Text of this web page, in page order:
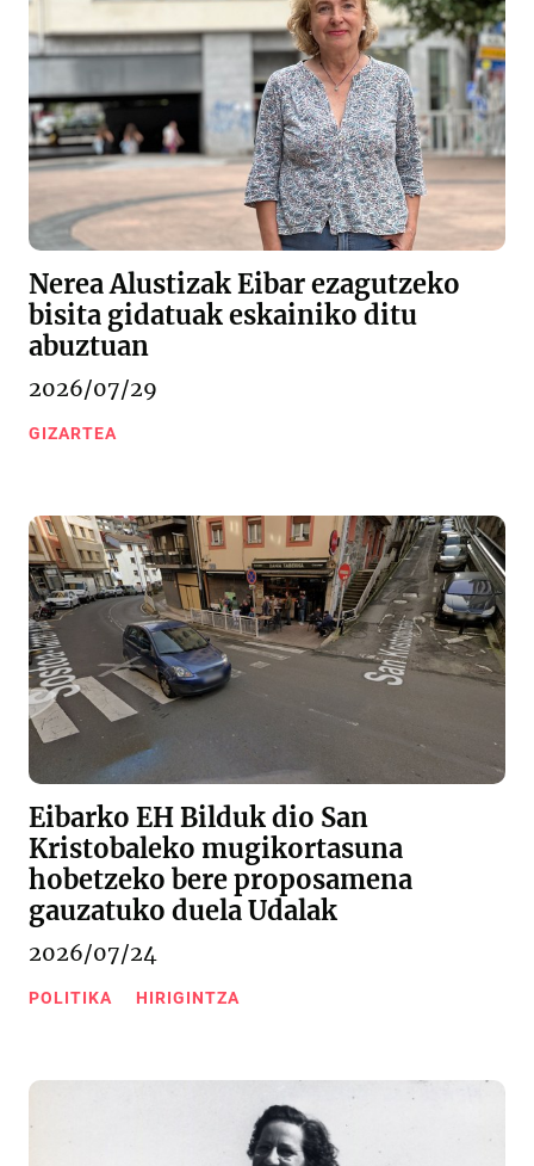
Nerea Alustizak Eibar ezagutzeko
bisita gidatuak eskainiko ditu
abuztuan
2026/07/29
GIZARTEA
Eibarko EH Bilduk dio San
Kristobaleko mugikortasuna
hobetzeko bere proposamena
gauzatuko duela Udalak
2026/07/24
POLITIKA HIRIGINTZA